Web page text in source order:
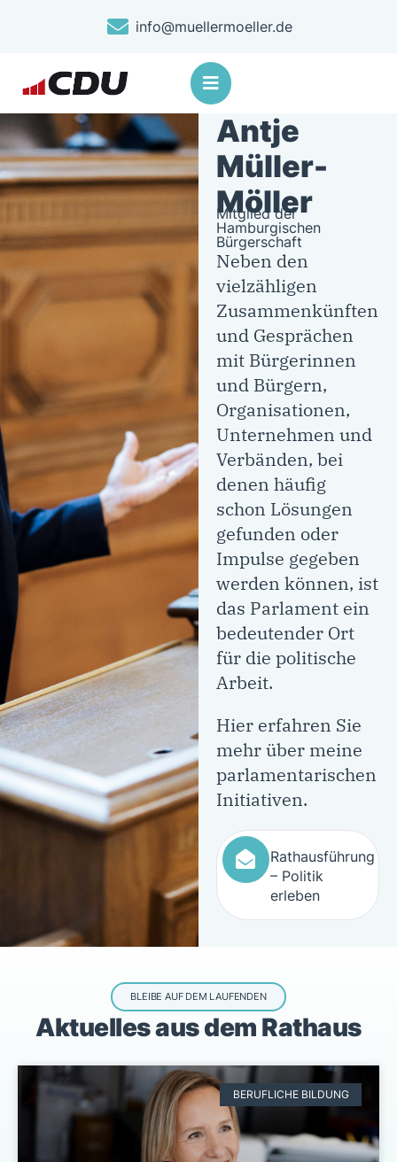
info@muellermoeller.de
Antje
Müller-
Möller
Mitglied der
Hamburgischen
Bürgerschaft
Neben den
vielzähligen
Zusammenkünften
und Gesprächen
mit Bürgerinnen
und Bürgern,
Organisationen,
Unternehmen und
Verbänden, bei
denen häufig
schon Lösungen
gefunden oder
Impulse gegeben
werden können, ist
das Parlament ein
bedeutender Ort
für die politische
Arbeit.
Hier erfahren Sie
mehr über meine
parlamentarischen
Initiativen.
Rathausführung
– Politik
erleben
BLEIBE AUF DEM LAUFENDEN
Aktuelles aus dem Rathaus
BERUFLICHE BILDUNG